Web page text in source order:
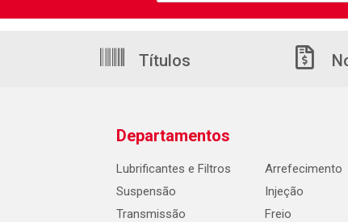
Títulos
Departamentos
Lubrificantes e Filtros
Suspensão
Transmissão
Arrefecimento
Injeção
Freio